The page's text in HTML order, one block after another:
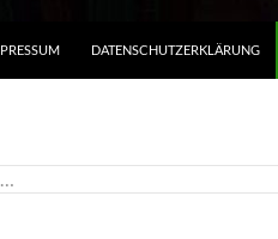
DATENSCHUTZERKLÄRUNG